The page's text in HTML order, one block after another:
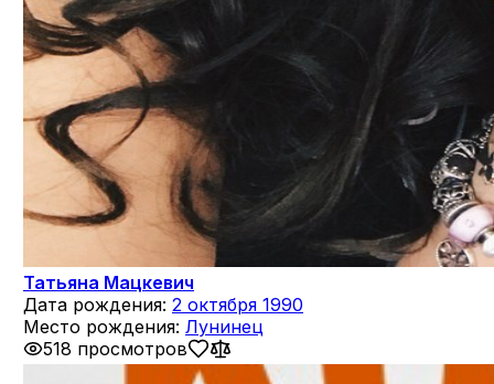
Татьяна Мацкевич
Дата рождения: 2 октября 1990
Место рождения: Лунинец
518 просмотров